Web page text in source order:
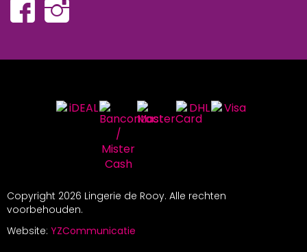
Copyright 2026 Lingerie de Rooy. Alle rechten
voorbehouden.
Website: YZCommunicatie